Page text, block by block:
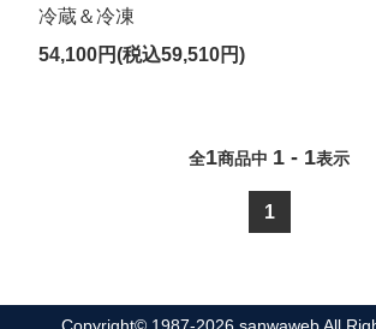
冷蔵＆冷凍
54,100円(税込59,510円)
全1商品中 1 - 1表示
1
吊りベルトなし
内袋付き